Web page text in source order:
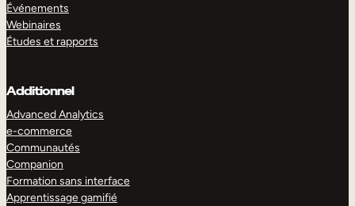
Événements
Webinaires
Études et rapports
Additionnel
Advanced Analytics
e-commerce
Communautés
Companion
Formation sans interface
Apprentissage gamifié